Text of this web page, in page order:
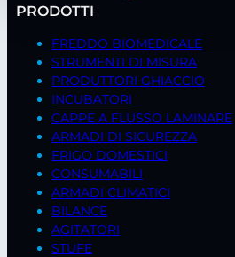
PRODOTTI
FREDDO BIOMEDICALE
STRUMENTI DI MISURA
PRODUTTORI GHIACCIO
INCUBATORI
CAPPE A FLUSSO LAMINARE
ARMADI DI SICUREZZA
FRIGO DOMESTICI
CONSUMABILI
ARMADI CLIMATICI
BILANCE
AGITATORI
STUFE